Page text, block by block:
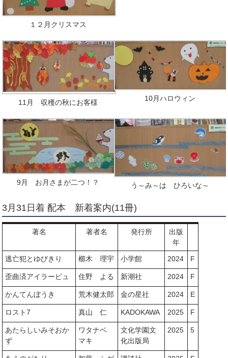
１２月クリスマス
11月 収穫の秋にお客様
10月ハロウィン
9月 お月さまが二つ！？ う～み～は ひろいな～
3月31日着 配本 新着案内(11冊)
著名 著者名 発行所
出版
年
逃亡犯とゆびきり
櫛木 理宇 小学館 2024 F
歪曲済アイラービュ 住野 よる 新潮社 2024 F
かんてんぼうき 荒木健太郎 金の星社 2024 E
ロスト7 真山 仁 KADOKAWA 2025 F
あたらしいみそおか
ず
ワタナベ
マキ
文化学園文
化出版局
2025 5